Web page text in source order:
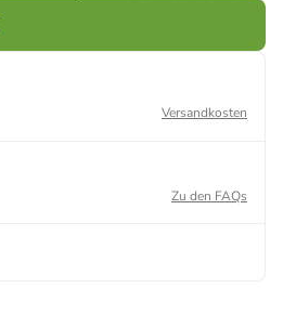
Versandkosten
Zu den FAQs